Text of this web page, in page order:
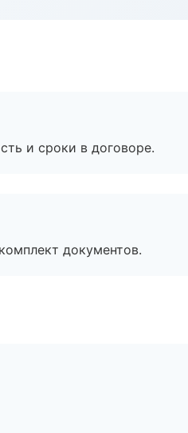
и сроки в договоре.
документов.